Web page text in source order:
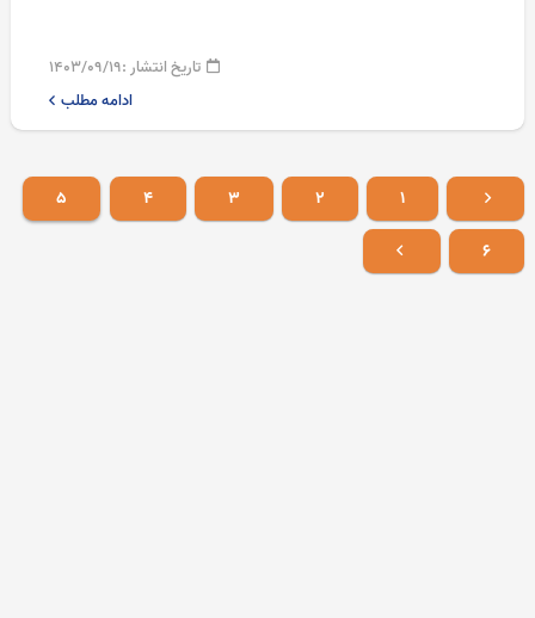
تاریخ انتشار :۱۴۰۳/۰۹/۱۹
ادامه مطلب
۱ ۲ ۳ ۴
۵
۶